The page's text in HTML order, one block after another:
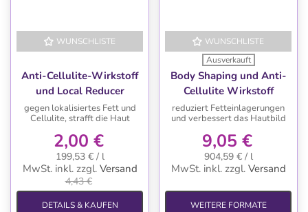
WUNSCHLISTE
Anti-Cellulite-Wirkstoff
und Local Reducer
gegen lokalisiertes Fett und
Cellulite, strafft die Haut
2,00 €
199,53 € / l
MwSt. inkl. zzgl. Versand
4,43 €
DETAILS & KAUFEN
WUNSCHLISTE
Ausverkauft
Body Shaping und Anti-
Cellulite Wirkstoff
reduziert Fetteinlagerungen
und verbessert das Hautbild
9,05 €
904,59 € / l
MwSt. inkl. zzgl. Versand
WEITERE FORMATE